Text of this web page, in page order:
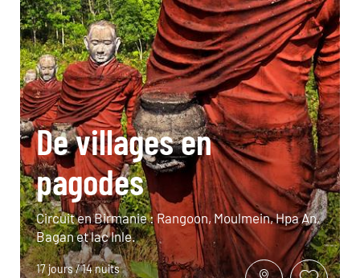
De villages en
pagodes
Circuit en Birmanie : Rangoon, Moulmein, Hpa An,
Bagan et lac Inle.
17 jours / 14 nuits